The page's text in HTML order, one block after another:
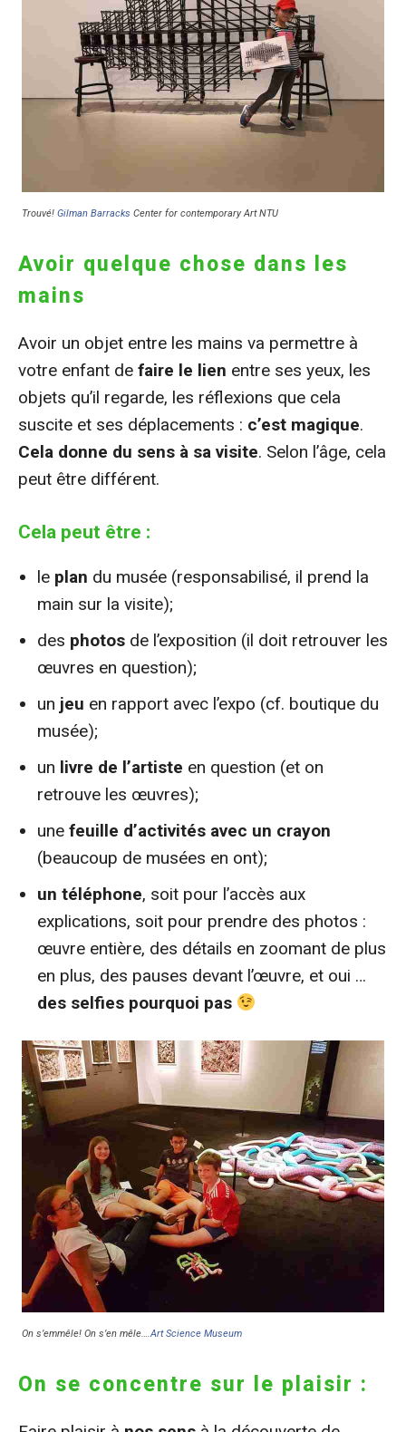
Trouvé! Gilman Barracks Center for contemporary ArtNTU
Avoir quelque chose dans les
mains
Avoir un objet entre les mains va permettre à
votre enfant de faire le lien entre ses yeux, les
objets qu’il regarde, les réflexions que cela
suscite et ses déplacements : c’est magique.
Cela donne du sens à sa visite. Selon l’âge, cela
peut être différent.
Cela peut être :
le plan du musée (responsabilisé, il prend la
main sur la visite);
des photos de l’exposition (il doit retrouver les
œuvres en question);
un jeu en rapport avec l’expo (cf. boutique du
musée);
un livre de l’artiste en question (et on
retrouve les œuvres);
une feuille d’activités avec un crayon
(beaucoup de musées en ont);
un téléphone, soit pour l’accès aux
explications, soit pour prendre des photos :
œuvre entière, des détails en zoomant de plus
en plus, des pauses devant l’œuvre, et oui …
des selfies pourquoi pas
On s’emmêle! On s’en mêle….Art Science Museum
On se concentre sur le plaisir :